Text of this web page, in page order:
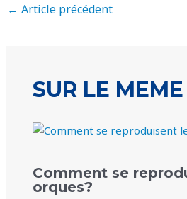
← Article précédent
SUR LE
Comment se
orques?